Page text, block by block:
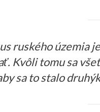
ruského územia
Kvôli tomu sa
sa to stalo